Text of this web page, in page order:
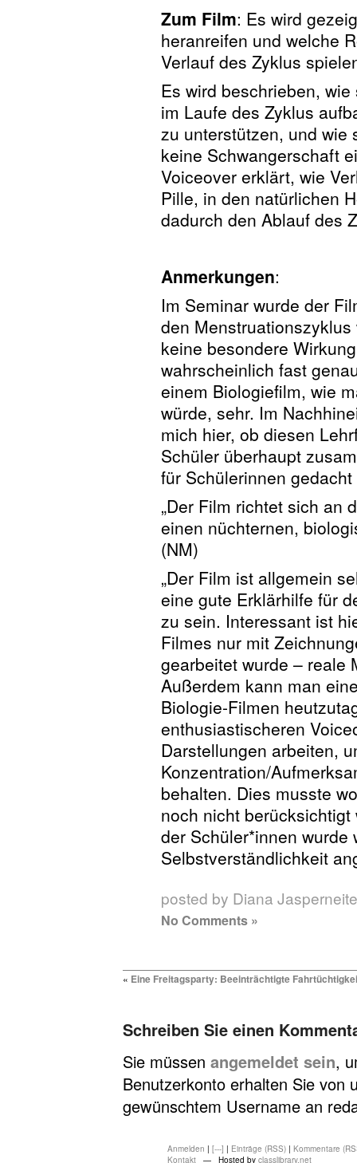
Zum Film: Es wird
heranreifen und welche
Verlauf des Zyklus
Es wird beschrieben,
im Laufe des Zyklus
zu unterstützen, und wie
keine Schwangerschaft
Voiceover erklärt, wie
Pille, in den natürlichen
dadurch den Ablauf des
Anmerkungen:
Im Seminar wurde der
den
keine besondere
wahrscheinlich fast
einem Biologiefilm, wie
würde, sehr. Im
mich hier, ob diesen
Schüler überhaupt
für Schülerinnen gedacht
„Der Film richtet sich an
einen nüchternen,
(NM)
„Der Film ist allgemein
eine gute Erklärhilfe für
zu sein. Interessant ist
Filmes nur mit
gearbeitet wurde – reale
Außerdem kann man
Biologie-Filmen
enthusiastischeren
Darstellungen arbeiten,
Konzentration/
behalten. Dies musste
noch nicht
der Schüler*innen wurde
Selbstverständlichkeit
posted by Diana Jasperneite
No Comments »
« Eine Freitagsparty: Beeinträchtigte
Schreiben Sie einen
Sie müssen angemeldet sein,
Benutzerkonto erhalten Sie von
gewünschtem Username an
Anmelden | [---] | Einträge (RSS) | Kommentare
Kontakt — Hosted by classlibrary.net